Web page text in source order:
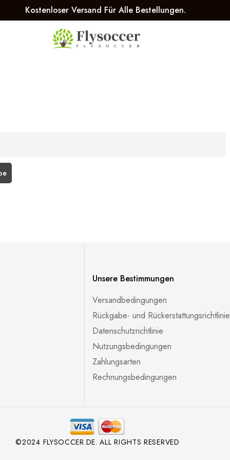
Kostenloser Versand Für Alle Bestellungen.
Unsere Bestimmungen
Versandbedingungen
Rückgabe- und Rückerstattungsrichtlinie
Datenschutzrichtlinie
Nutzungsbedingungen
Zahlungsarten
Rechnungsbedingungen
©2024 FLYSOCCER.DE. ALL RIGHTS RESERVED